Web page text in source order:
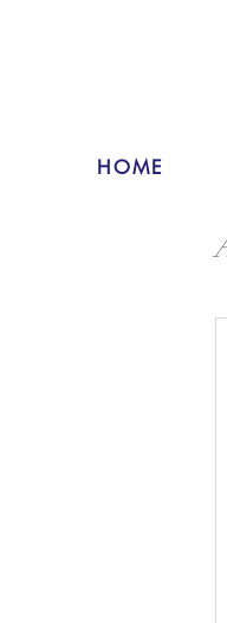
HOME